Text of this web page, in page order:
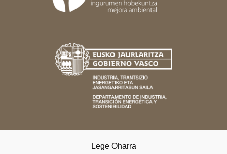
Lege Oharra